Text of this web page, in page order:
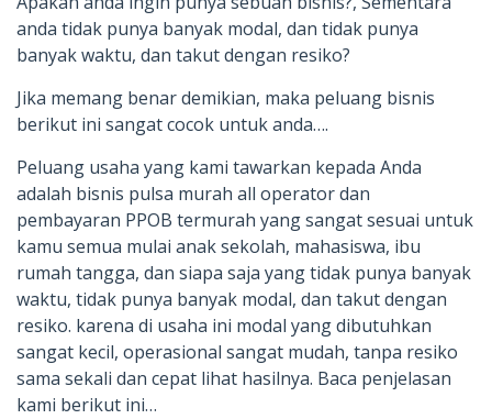
anda tidak punya banyak modal, dan tidak punya
banyak waktu, dan takut dengan resiko?
Jika memang benar demikian, maka peluang bisnis
berikut ini sangat cocok untuk anda….
Peluang usaha yang kami tawarkan kepada Anda
adalah bisnis pulsa murah all operator dan
pembayaran PPOB termurah yang sangat sesuai untuk
kamu semua mulai anak sekolah, mahasiswa, ibu
rumah tangga, dan siapa saja yang tidak punya banyak
waktu, tidak punya banyak modal, dan takut dengan
resiko. karena di usaha ini modal yang dibutuhkan
sangat kecil, operasional sangat mudah, tanpa resiko
sama sekali dan cepat lihat hasilnya. Baca penjelasan
kami berikut ini…